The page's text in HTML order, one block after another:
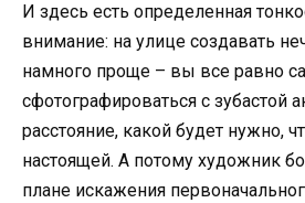
И здесь есть определенная
внимание: на улице создавать
намного проще – вы все равно
сфотографироваться с зубастой
расстояние, какой будет нужно,
настоящей. А потому художник
плане искажения